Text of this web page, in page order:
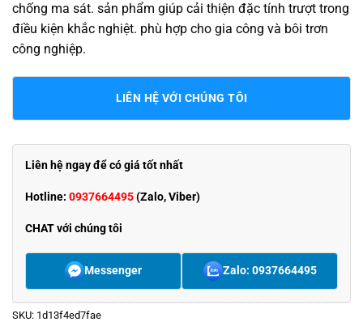
chống ma sát. sản phẩm giúp cải thiện đặc tính trượt trong
điều kiện khắc nghiệt. phù hợp cho gia công và bôi trơn
công nghiệp.
LIÊN HỆ VỚI CHÚNG TÔI
Liên hệ ngay để có giá tốt nhất
Hotline: 0937664495(Zalo, Viber)
CHAT với chúng tôi
Messenger Zalo: 0937664495
SKU: 1d13f4ed7fae